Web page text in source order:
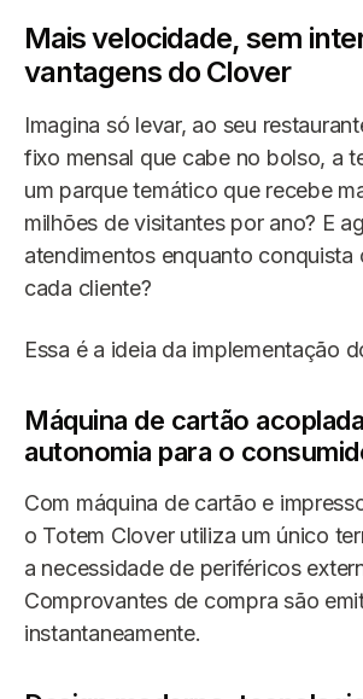
Mais velocidade, sem
vantagens do Clover
Imagina só levar, ao seu
fixo mensal que cabe no bolso, a
um parque temático que recebe
milhões de visitantes por ano? E
atendimentos enquanto conquista
cada cliente?
Essa é a ideia da implementação
Máquina de cartão
autonomia para o
Com máquina de cartão e
o Totem Clover utiliza um único
a necessidade de periféricos
Comprovantes de compra são
instantaneamente.